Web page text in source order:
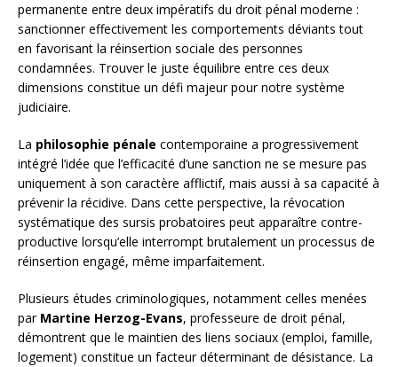
permanente entre deux impératifs du droit pénal moderne :
sanctionner effectivement les comportements déviants tout
en favorisant la réinsertion sociale des personnes
condamnées. Trouver le juste équilibre entre ces deux
dimensions constitue un défi majeur pour notre système
judiciaire.
La philosophie pénale contemporaine a progressivement
intégré l’idée que l’efficacité d’une sanction ne se mesure pas
uniquement à son caractère afflictif, mais aussi à sa capacité à
prévenir la récidive. Dans cette perspective, la révocation
systématique des sursis probatoires peut apparaître contre-
productive lorsqu’elle interrompt brutalement un processus de
réinsertion engagé, même imparfaitement.
Plusieurs études criminologiques, notamment celles menées
par Martine Herzog-Evans, professeure de droit pénal,
démontrent que le maintien des liens sociaux (emploi, famille,
logement) constitue un facteur déterminant de désistance. La